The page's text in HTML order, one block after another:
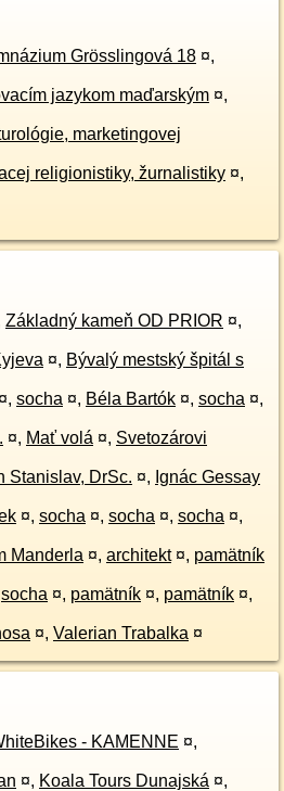
Grösslingová 18 ¤,
jazykom maďarským ¤,
marketingovej
religionistiky, žurnalistiky ¤,
Základný kameň OD PRIOR ¤,
¤, Bývalý mestský špitál s
¤, socha ¤, Béla Bartók ¤, socha ¤,
¤, Mať volá ¤, Svetozárovi
Stanislav, DrSc. ¤, Ignác Gessay
¤, socha ¤, socha ¤, socha ¤,
Manderla ¤, architekt ¤, pamätník
socha ¤, pamätník ¤, pamätník ¤,
¤, Valerian Trabalka ¤
- KAMENNE ¤,
¤, Koala Tours Dunajská ¤,